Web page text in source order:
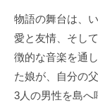
a
m
a
物語の舞台は、
愛と友情、そし
徴的な音楽を通
た娘が、自分の
3人の男性を島